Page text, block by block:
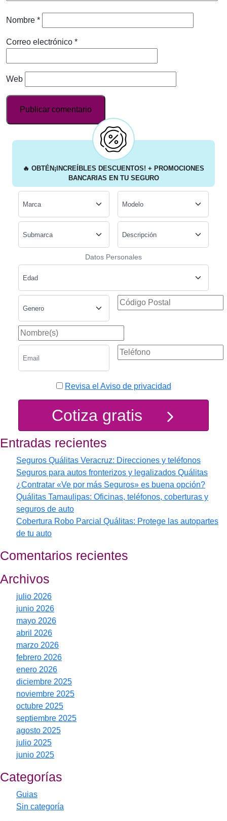
Nombre *
Correo electrónico *
Web
🔥 OBTÉN ¡INCREÍBLES DESCUENTOS! + PROMOCIONES
BANCARIAS EN TU SEGURO
Datos Personales
Revisa el Aviso de privacidad
Cotiza gratis
Entradas recientes
Seguros Quálitas Veracruz: Direcciones y teléfonos
Seguros para autos fronterizos y legalizados Quálitas
¿Contratar «Ve por más Seguros» es buena opción?
Quálitas Tamaulipas: Oficinas, teléfonos, coberturas y
seguros de auto
Cobertura Robo Parcial Quálitas: Protege las autopartes
de tu auto
Comentarios recientes
Archivos
julio 2026
junio 2026
mayo 2026
abril 2026
marzo 2026
febrero 2026
enero 2026
diciembre 2025
noviembre 2025
octubre 2025
septiembre 2025
agosto 2025
julio 2025
junio 2025
Categorías
Guias
Sin categoría